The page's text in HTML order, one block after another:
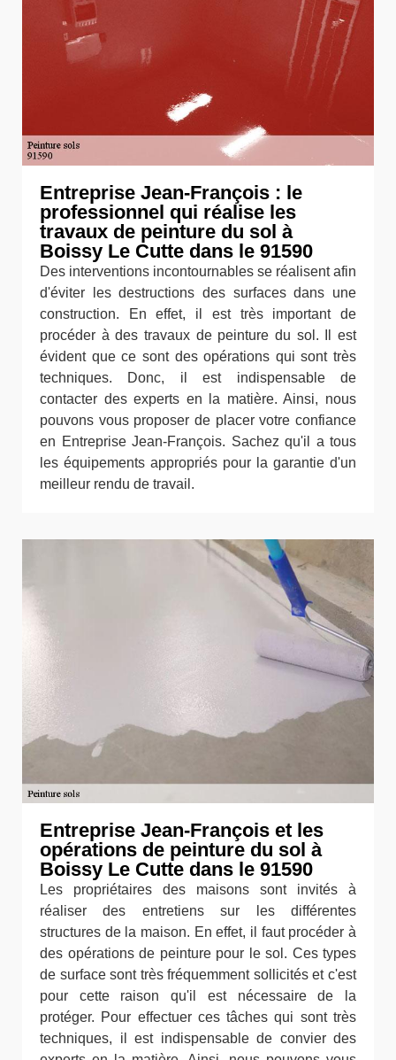
Entreprise Jean-François : le
professionnel qui réalise les
travaux de peinture du sol à
Boissy Le Cutte dans le 91590
Des interventions incontournables se réalisent afin
d'éviter les destructions des surfaces dans une
construction. En effet, il est très important de
procéder à des travaux de peinture du sol. Il est
évident que ce sont des opérations qui sont très
techniques. Donc, il est indispensable de
contacter des experts en la matière. Ainsi, nous
pouvons vous proposer de placer votre confiance
en Entreprise Jean-François. Sachez qu'il a tous
les équipements appropriés pour la garantie d'un
meilleur rendu de travail.
Entreprise Jean-François et les
opérations de peinture du sol à
Boissy Le Cutte dans le 91590
Les propriétaires des maisons sont invités à
réaliser des entretiens sur les différentes
structures de la maison. En effet, il faut procéder à
des opérations de peinture pour le sol. Ces types
de surface sont très fréquemment sollicités et c'est
pour cette raison qu'il est nécessaire de la
protéger. Pour effectuer ces tâches qui sont très
techniques, il est indispensable de convier des